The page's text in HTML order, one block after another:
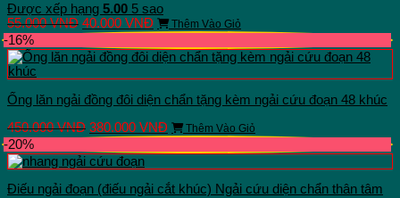
Được xếp hạng 5.00 5 sao
55.000VNĐ Giá
gốc
là:
55.000 VNĐ.
40.000 VNĐ Giá
hiện
tại
là:
40.000 VNĐ.
Thêm Vào Giỏ
-16%
Ống lăn ngải đồng đôi diện chẩn tặng kèm ngải cứu đoạn 48 khúc
450.000VNĐ Giá
gốc
là:
450.000 VNĐ.
380.000 VNĐ Giá
hiện
tại
là:
380.000 VNĐ.
Thêm Vào Giỏ
-20%
Điếu ngải đoạn (điếu ngải cắt khúc) Ngải cứu diện chẩn thân tâm